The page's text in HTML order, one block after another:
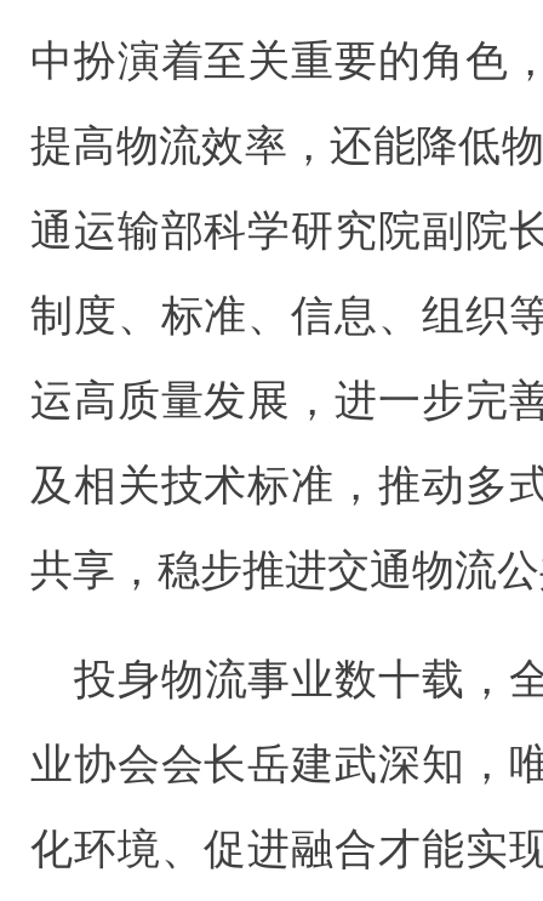
中扮演着至关重要的角色
提高物流效率，还能降低
通运输部科学研究院副院
制度、标准、信息、组织
运高质量发展，进一步完
及相关技术标准，推动多
共享，稳步推进交通物流
投身物流事业数十载，
业协会会长岳建武深知，
化环境、促进融合才能实